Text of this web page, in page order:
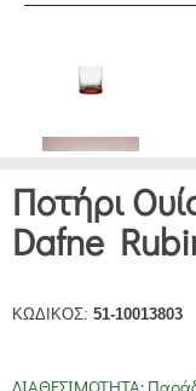
Ποτήρι
Dafne
ΚΩΔΙΚΟΣ: 51-10013803